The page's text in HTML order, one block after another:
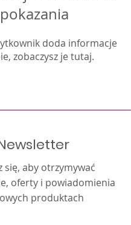
pokazania
doda informacje
zobaczysz je tutaj.
się, aby otrzymywać
oferty i powiadomienia
produktach